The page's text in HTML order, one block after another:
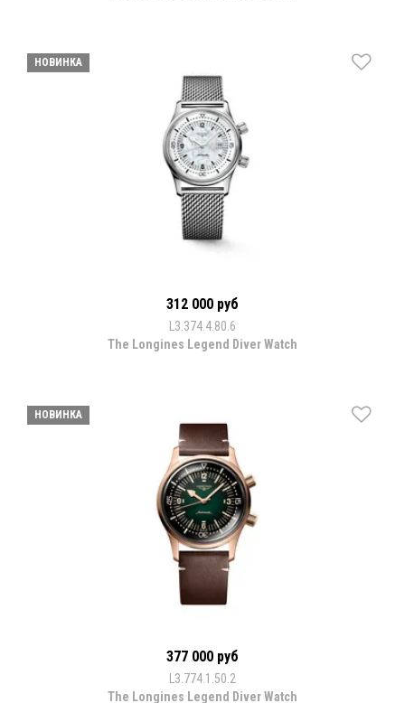
НОВИНКА
312 000 руб
L3.374.4.80.6
The Longines Legend Diver Watch
НОВИНКА
377 000 руб
L3.774.1.50.2
The Longines Legend Diver Watch